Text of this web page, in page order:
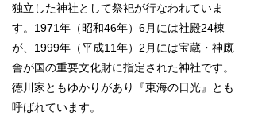
独立した神社として祭祀が行なわれていま
す。1971年（昭和46年）6月には社殿24棟
が、1999年（平成11年）2月には宝蔵・神廐
舎が国の重要文化財に指定された神社です。
徳川家ともゆかりがあり『東海の日光』とも
呼ばれています。